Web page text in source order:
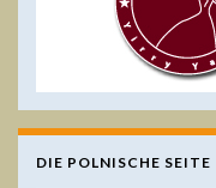
DIE POLNISCHE SEITE